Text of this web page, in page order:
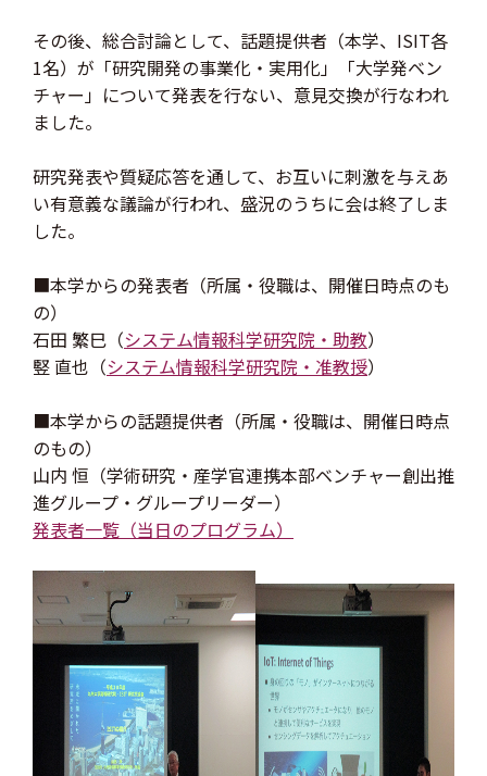
その後、総合討論として、話題提供者（本学、ISIT各
1名）が「研究開発の事業化・実用化」「大学発ベン
チャー」について発表を行ない、意見交換が行なわれ
ました。
研究発表や質疑応答を通して、お互いに刺激を与えあ
い有意義な議論が行われ、盛況のうちに会は終了しま
した。
■本学からの発表者（所属・役職は、開催日時点のも
の）
石田 繁巳（システム情報科学研究院・助教）
竪 直也（システム情報科学研究院・准教授）
■本学からの話題提供者（所属・役職は、開催日時点
のもの）
山内 恒（学術研究・産学官連携本部ベンチャー創出推
進グループ・グループリーダー）
発表者一覧（当日のプログラム）